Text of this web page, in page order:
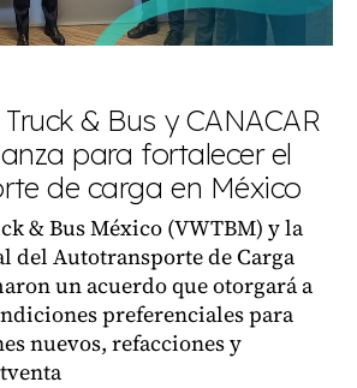
& Bus y CANACAR
para fortalecer el
de carga en México
& Bus México (VWTBM) y la
del Autotransporte de Carga
un acuerdo que otorgará a
preferenciales para
nuevos, refacciones y